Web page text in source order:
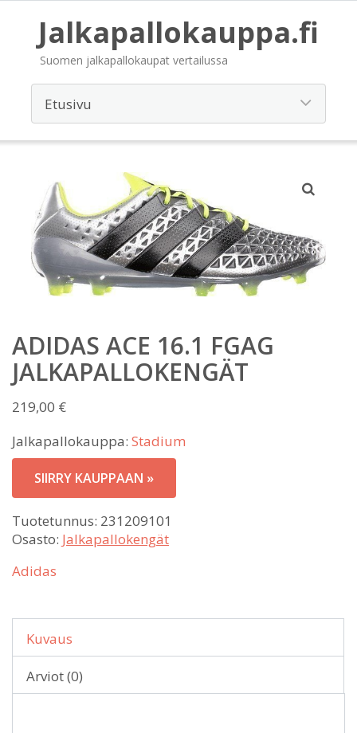
Jalkapallokauppa.fi
Suomen jalkapallokaupat vertailussa
ADIDAS ACE 16.1 FGAG
JALKAPALLOKENGÄT
219,00 €
Jalkapallokauppa: Stadium
SIIRRY KAUPPAAN »
Tuotetunnus: 231209101
Osasto: Jalkapallokengät
Adidas
Kuvaus
Arviot (0)